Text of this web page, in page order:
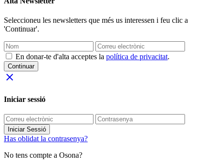
Seleccioneu les newsletters que més us interessen i feu clic a
'Continuar'.
En donar-te d'alta acceptes la política de privacitat.
Continuar
close
Iniciar sessió
Iniciar Sessió
Has oblidat la contrasenya?
No tens compte a Osona?